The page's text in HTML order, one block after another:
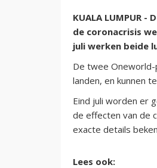
KUALA LUMPUR
de coronacrisis
juli werken beide
De twee
landen, en kunnen
Eind juli worden er
de effecten van de
exacte details
Lees ook: